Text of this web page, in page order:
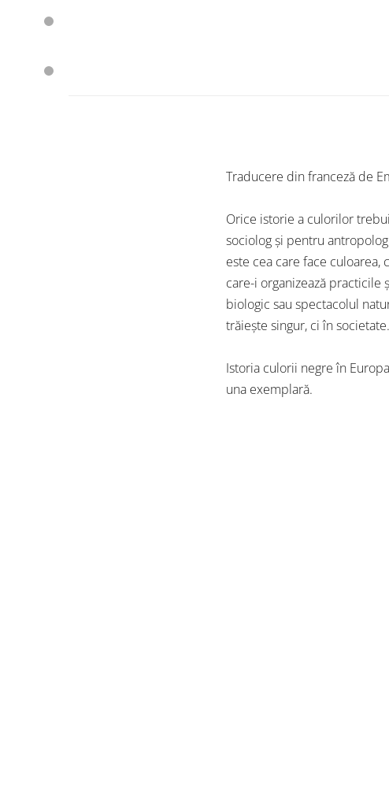
Traducere din franceză de
Orice istorie a culorilor
sociolog și pentru
este cea care face
care-i organizează practicile
biologic sau spectacolul
trăiește singur, ci în societate.
Istoria culorii negre în
una exemplară.